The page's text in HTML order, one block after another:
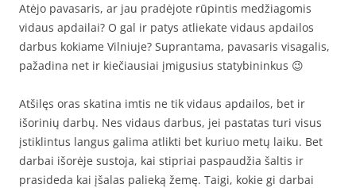
Atėjo pavasaris, ar jau pradėjote rūpintis medžiagomis
vidaus apdailai? O gal ir patys atliekate vidaus apdailos
darbus kokiame Vilniuje? Suprantama, pavasaris visagalis,
pažadina net ir kiečiausiai įmigusius statybininkus 😉
Atšilęs oras skatina imtis ne tik vidaus apdailos, bet ir
išorinių darbų. Nes vidaus darbus, jei pastatas turi visus
įstiklintus langus galima atlikti bet kuriuo metų laiku. Bet
darbai išorėje sustoja, kai stipriai paspaudžia šaltis ir
prasideda kai įšalas palieką žemę. Taigi, kokie gi darbai